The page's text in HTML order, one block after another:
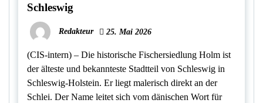
Schleswig
Redakteur 25. Mai 2026
(CIS-intern) – Die historische Fischersiedlung Holm ist
der älteste und bekannteste Stadtteil von Schleswig in
Schleswig-Holstein. Er liegt malerisch direkt an der
Schlei. Der Name leitet sich vom dänischen Wort für